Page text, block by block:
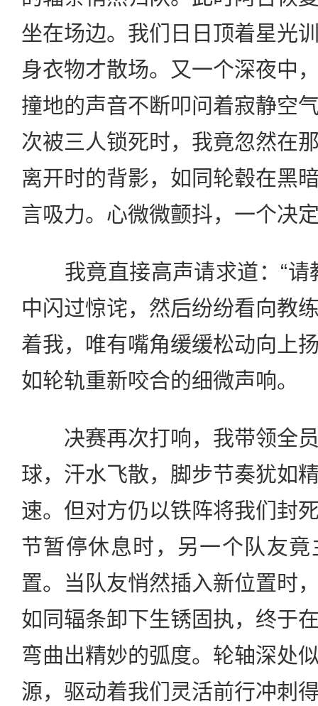
坐在场边。我们日日顶着星光
身衣物才散场。又一个深夜中
撞地的声音不断叩问着寂静空
次被三人锁死时，我竟忽然在
离开时的背影，如同轮毂在黑
言吸力。心微微颤抖，一个决
我竟直接高声请求道：“请
中闪过惊诧，然后纷纷看向教
着我，唯有嘴角缓缓松动向上
如轮轨重新咬合的细微声响。
决赛再次打响，我带领全员
球，汗水飞散，脚步节奏犹如
速。但对方仍以铁阵将我们封
节暂停休息时，另一个队友
置。当队友悄然插入新位置
如同辐条卸下生锈固执，终于
弯曲出精妙的弧度。轮轴深处
源，驱动着我们灵活前行冲刺